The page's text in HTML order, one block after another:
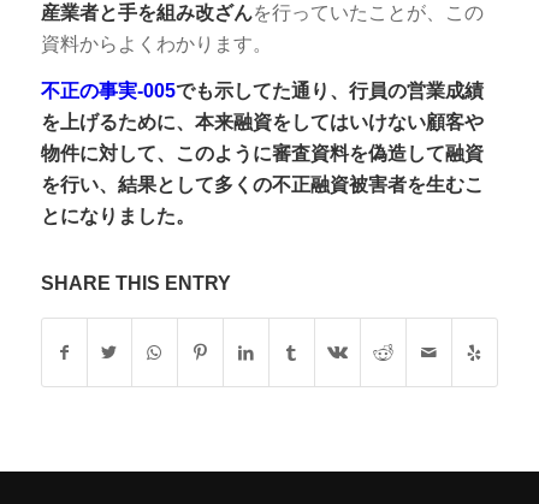
産業者と手を組み改ざんを行っていたことが、この
資料からよくわかります。
不正の事実-005でも示してた通り、行員の営業成績
を上げるために、本来融資をしてはいけない顧客や
物件に対して、このように審査資料を偽造して融資
を行い、結果として多くの不正融資被害者を生むこ
とになりました。
SHARE THIS ENTRY